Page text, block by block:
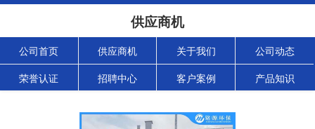
供应商机
公司首页 供应商机 关于我们 公司动态
荣誉认证 招聘中心 客户案例 产品知识